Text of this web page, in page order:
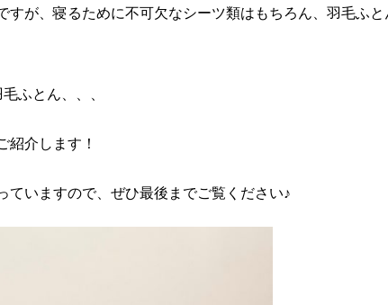
すが、寝るために不可欠なシーツ類はもちろん、羽毛ふと
ふとん、、、
紹介します！
ていますので、ぜひ最後までご覧ください♪